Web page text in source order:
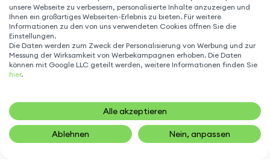
12,90€ IN DEN WARENKORB
FOLGEN SIE UNS
unsere Webseite zu verbessern, personalisierte Inhalte anzuzeigen und
Ihnen ein großartiges Webseiten-Erlebnis zu bieten. Für weitere
Informationen zu den von uns verwendeten Cookies öffnen Sie die
Einstellungen.
Die Daten werden zum Zweck der Personalisierung von Werbung und zur
Messung der Wirksamkeit von Werbekampagnen erhoben. Die Daten
können mit Google LLC geteilt werden, weitere Informationen finden Sie
hier.
Alle akzeptieren
Ablehnen Nein, anpassen